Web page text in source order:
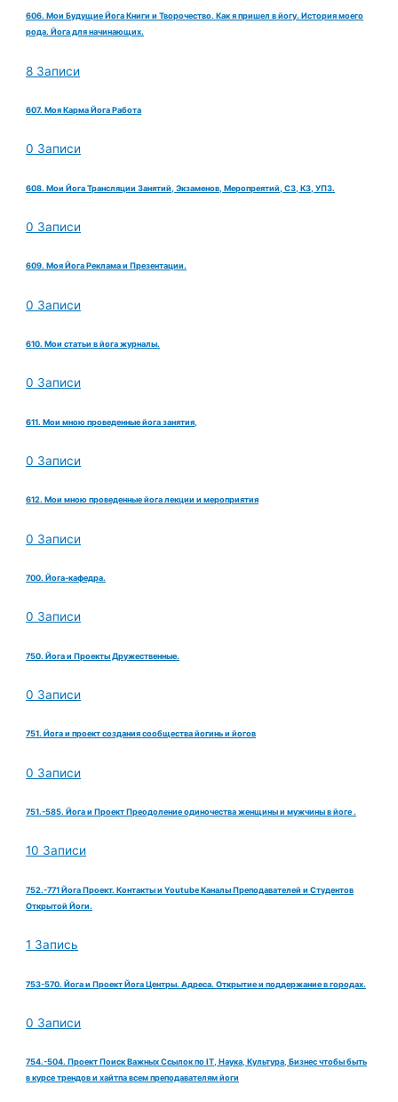
606. Мои Будущие Йога Книги и Творочество. Как я пришел в йогу. История моего
рода. Йога для начинающих.
8 Записи
607. Моя Карма Йога Работа
0 Записи
608. Мои Йога Трансляции Занятий, Экзаменов, Меропреятий, СЗ, КЗ, УПЗ.
0 Записи
609. Моя Йога Реклама и Презентации.
0 Записи
610. Мои статьи в йога журналы.
0 Записи
611. Мои мною проведенные йога занятия,
0 Записи
612. Мои мною проведенные йога лекции и мероприятия
0 Записи
700. Йога-кафедра.
0 Записи
750. Йога и Проекты Дружественные.
0 Записи
751. Йога и проект создания сообщества йогинь и йогов
0 Записи
751.-585. Йога и Проект Преодоление одиночества женщины и мужчины в йоге .
10 Записи
752.-771 Йога Проект. Контакты и Youtube Каналы Преподавателей и Студентов
Открытой Йоги.
1 Запись
753-570. Йога и Проект Йога Центры. Адреса. Открытие и поддержание в городах.
0 Записи
754.-504. Проект Поиск Важных Ссылок по IT, Наука, Культура, Бизнес чтобы быть
в курсе трендов и хайтпа всем преподавателям йоги